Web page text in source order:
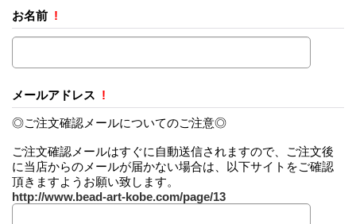
お名前 !
メールアドレス !
◎ご注文確認メールについてのご注意◎
ご注文確認メールはすぐに自動送信されますので、ご注文後
に当店からのメールが届かない場合は、以下サイトをご確認
頂きますようお願い致します。
http://www.bead-art-kobe.com/page/13